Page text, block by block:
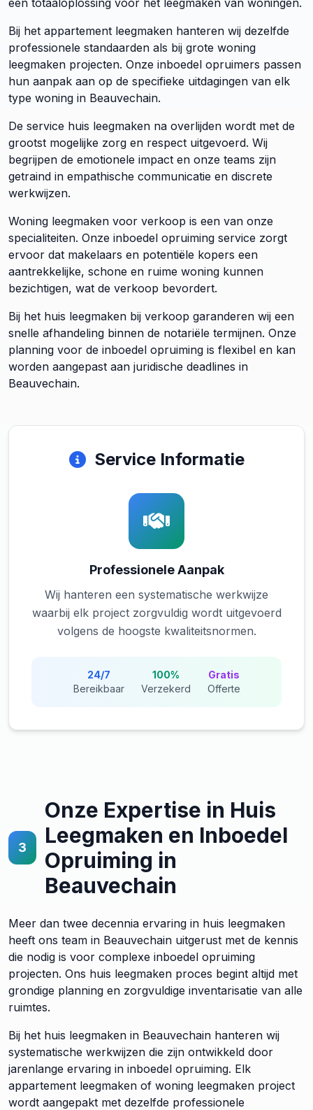
een totaaloplossing voor het leegmaken van woningen.
Bij het appartement leegmaken hanteren wij dezelfde
professionele standaarden als bij grote woning
leegmaken projecten. Onze inboedel opruimers passen
hun aanpak aan op de specifieke uitdagingen van elk
type woning in Beauvechain.
De service huis leegmaken na overlijden wordt met de
grootst mogelijke zorg en respect uitgevoerd. Wij
begrijpen de emotionele impact en onze teams zijn
getraind in empathische communicatie en discrete
werkwijzen.
Woning leegmaken voor verkoop is een van onze
specialiteiten. Onze inboedel opruiming service zorgt
ervoor dat makelaars en potentiële kopers een
aantrekkelijke, schone en ruime woning kunnen
bezichtigen, wat de verkoop bevordert.
Bij het huis leegmaken bij verkoop garanderen wij een
snelle afhandeling binnen de notariële termijnen. Onze
planning voor de inboedel opruiming is flexibel en kan
worden aangepast aan juridische deadlines in
Beauvechain.
Service Informatie
Professionele Aanpak
Wij hanteren een systematische werkwijze
waarbij elk project zorgvuldig wordt uitgevoerd
volgens de hoogste kwaliteitsnormen.
24/7
Bereikbaar
100%
Verzekerd
Gratis
Offerte
3
Onze Expertise in Huis
Leegmaken en Inboedel
Opruiming in
Beauvechain
Meer dan twee decennia ervaring in huis leegmaken
heeft ons team in Beauvechain uitgerust met de kennis
die nodig is voor complexe inboedel opruiming
projecten. Ons huis leegmaken proces begint altijd met
grondige planning en zorgvuldige inventarisatie van alle
ruimtes.
Bij het huis leegmaken in Beauvechain hanteren wij
systematische werkwijzen die zijn ontwikkeld door
jarenlange ervaring in inboedel opruiming. Elk
appartement leegmaken of woning leegmaken project
wordt aangepakt met dezelfde professionele